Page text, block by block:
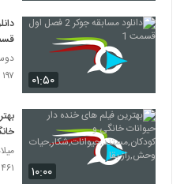
۰۱:۵۰
۱۹۷ بازدید
۱۰:۰۰
۱,۴۶۱